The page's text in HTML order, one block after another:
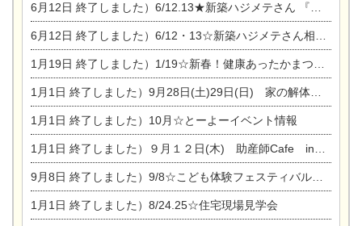
6月12日 終了しました）6/12.13★新築ハジメテさん 『木の家 現場体感見学会』
6月12日 終了しました）6/12・13☆新築ハジメテさん相談会『今ある土地に家を建てる際の注意点』
1月19日 終了しました）1/19☆新春！健康あったかまつり＆増改築リフォームまつり
1月1日 終了しました）9月28日(土)29日(日) 家の解体なんでも相談会
1月1日 終了しました）10月☆とーよーイベント情報
1月1日 終了しました）９月１２日(木) 助産師Cafe in東陽住建
9月8日 終了しました）9/8☆こども体験フェスティバル☆一宮市民会館
1月1日 終了しました）8/24.25☆住宅現場見学会